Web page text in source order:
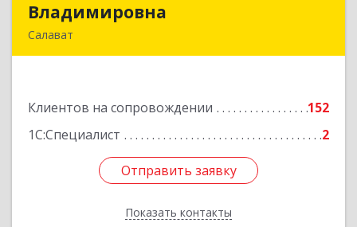
Владимировна
Салават
Клиентов на сопровождении
152
1С:Специалист
2
Отправить заявку
Показать контакты
Подробнее
Отправить заявку
Назад